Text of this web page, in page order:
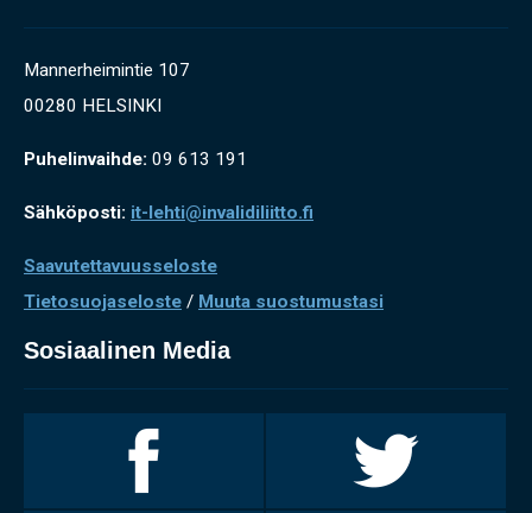
Mannerheimintie 107
00280 HELSINKI
Puhelinvaihde: 09 613 191
Sähköposti: it-lehti@invalidiliitto.fi
Saavutettavuusseloste
Tietosuojaseloste / Muuta suostumustasi
Sosiaalinen Media
Facebookissa
Twitterissä